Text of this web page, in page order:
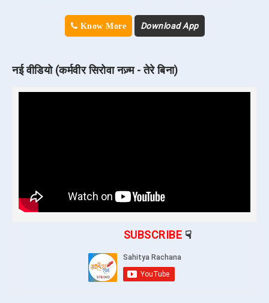
Know More Download App
नई वीडियो (कर्मवीर सिरोवा नज़्म - तेरे बिना)
SUBSCRIBE☟